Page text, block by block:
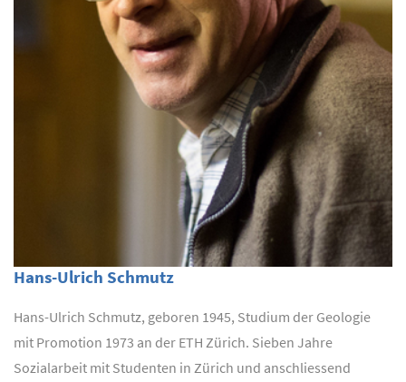
Hans-Ulrich Schmutz
Hans-Ulrich Schmutz, geboren 1945, Studium der Geologie
mit Promotion 1973 an der ETH Zürich. Sieben Jahre
Sozialarbeit mit Studenten in Zürich und anschliessend